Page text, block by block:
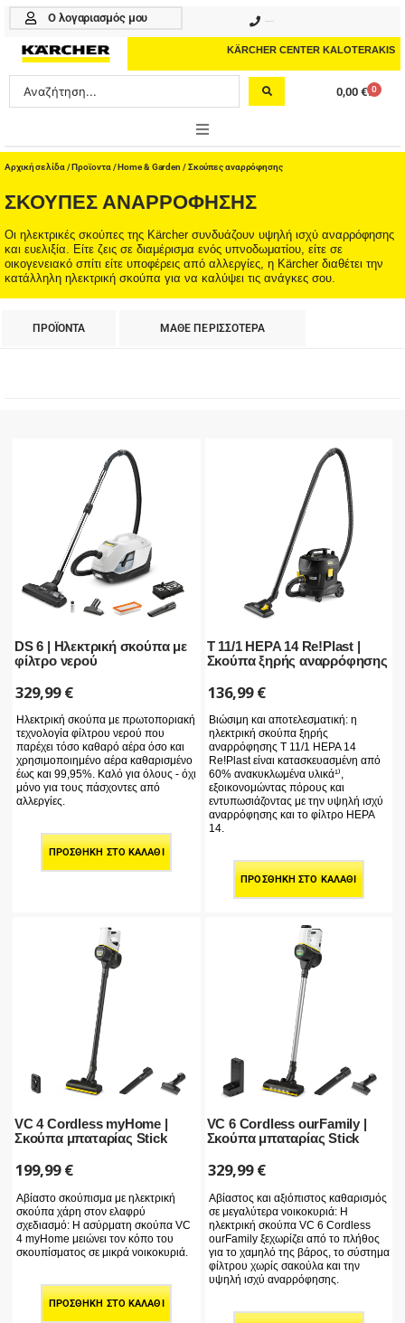
Μετάβαση
περιεχόμενο
Ο λογαριασμός μου
KÄRCHER CENTER KALOTERAKIS
Search
...
0,00 € 0
Cart
ONLINE SHOP
HOME & GARDEN
PROFESSIONAL
ΑΞΕΣΟΥΑΡ
ΚΑΘΑΡΙΣΤΙΚΑ
Αρχική σελίδα /Προϊοντα /Home & Garden / Σκούπες αναρρόφησης
ΣΚΟΎΠΕΣ ΑΝΑΡΡΌΦΗΣΗΣ
Οι ηλεκτρικές σκούπες της Kärcher συνδυάζουν υψηλή ισχύ αναρρόφησης
και ευελιξία. Είτε ζεις σε διαμέρισμα ενός υπνοδωματίου, είτε σε
οικογενειακό σπίτι είτε υποφέρεις από αλλεργίες, η Kärcher διαθέτει την
κατάλληλη ηλεκτρική σκούπα για να καλύψει τις ανάγκες σου.
ΠΡΟΪΟΝΤΑ ΜΑΘΕ ΠΕΡΙΣΣΟΤΕΡΑ
DS 6 | Ηλεκτρική σκούπα με
φίλτρο νερού
329,99€
Ηλεκτρική σκούπα με πρωτοποριακή
τεχνολογία φίλτρου νερού που
παρέχει τόσο καθαρό αέρα όσο και
χρησιμοποιημένο αέρα καθαρισμένο
έως και 99,95%. Καλό για όλους - όχι
μόνο για τους πάσχοντες από
αλλεργίες.
ΠΡΟΣΘΉΚΗ ΣΤΟ ΚΑΛΆΘΙ
T 11/1 HEPA 14 Re!Plast |
Σκούπα ξηρής αναρρόφησης
136,99€
Βιώσιμη και αποτελεσματική: η
ηλεκτρική σκούπα ξηρής
αναρρόφησης T 11/1 HEPA 14
Re!Plast είναι κατασκευασμένη από
60% ανακυκλωμένα υλικά¹⁾,
εξοικονομώντας πόρους και
εντυπωσιάζοντας με την υψηλή ισχύ
αναρρόφησης και το φίλτρο HEPA
14.
ΠΡΟΣΘΉΚΗ ΣΤΟ ΚΑΛΆΘΙ
VC 4 Cordless myHome |
Σκούπα μπαταρίας Stick
199,99€
Αβίαστο σκούπισμα με ηλεκτρική
σκούπα χάρη στον ελαφρύ
σχεδιασμό: Η ασύρματη σκούπα VC
4 myHome μειώνει τον κόπο του
σκουπίσματος σε μικρά νοικοκυριά.
ΠΡΟΣΘΉΚΗ ΣΤΟ ΚΑΛΆΘΙ
VC 6 Cordless ourFamily |
Σκούπα μπαταρίας Stick
329,99€
Αβίαστος και αξιόπιστος καθαρισμός
σε μεγαλύτερα νοικοκυριά: Η
ηλεκτρική σκούπα VC 6 Cordless
ourFamily ξεχωρίζει από το πλήθος
για το χαμηλό της βάρος, το σύστημα
φίλτρου χωρίς σακούλα και την
υψηλή ισχύ αναρρόφησης.